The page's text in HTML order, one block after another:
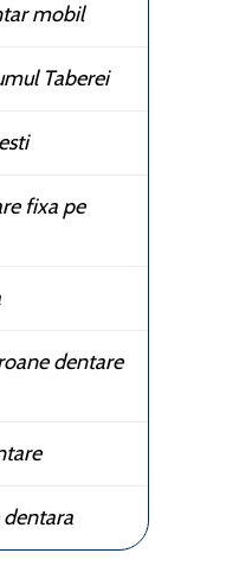
mobil
Taberei
fixa pe
dentare
dentara